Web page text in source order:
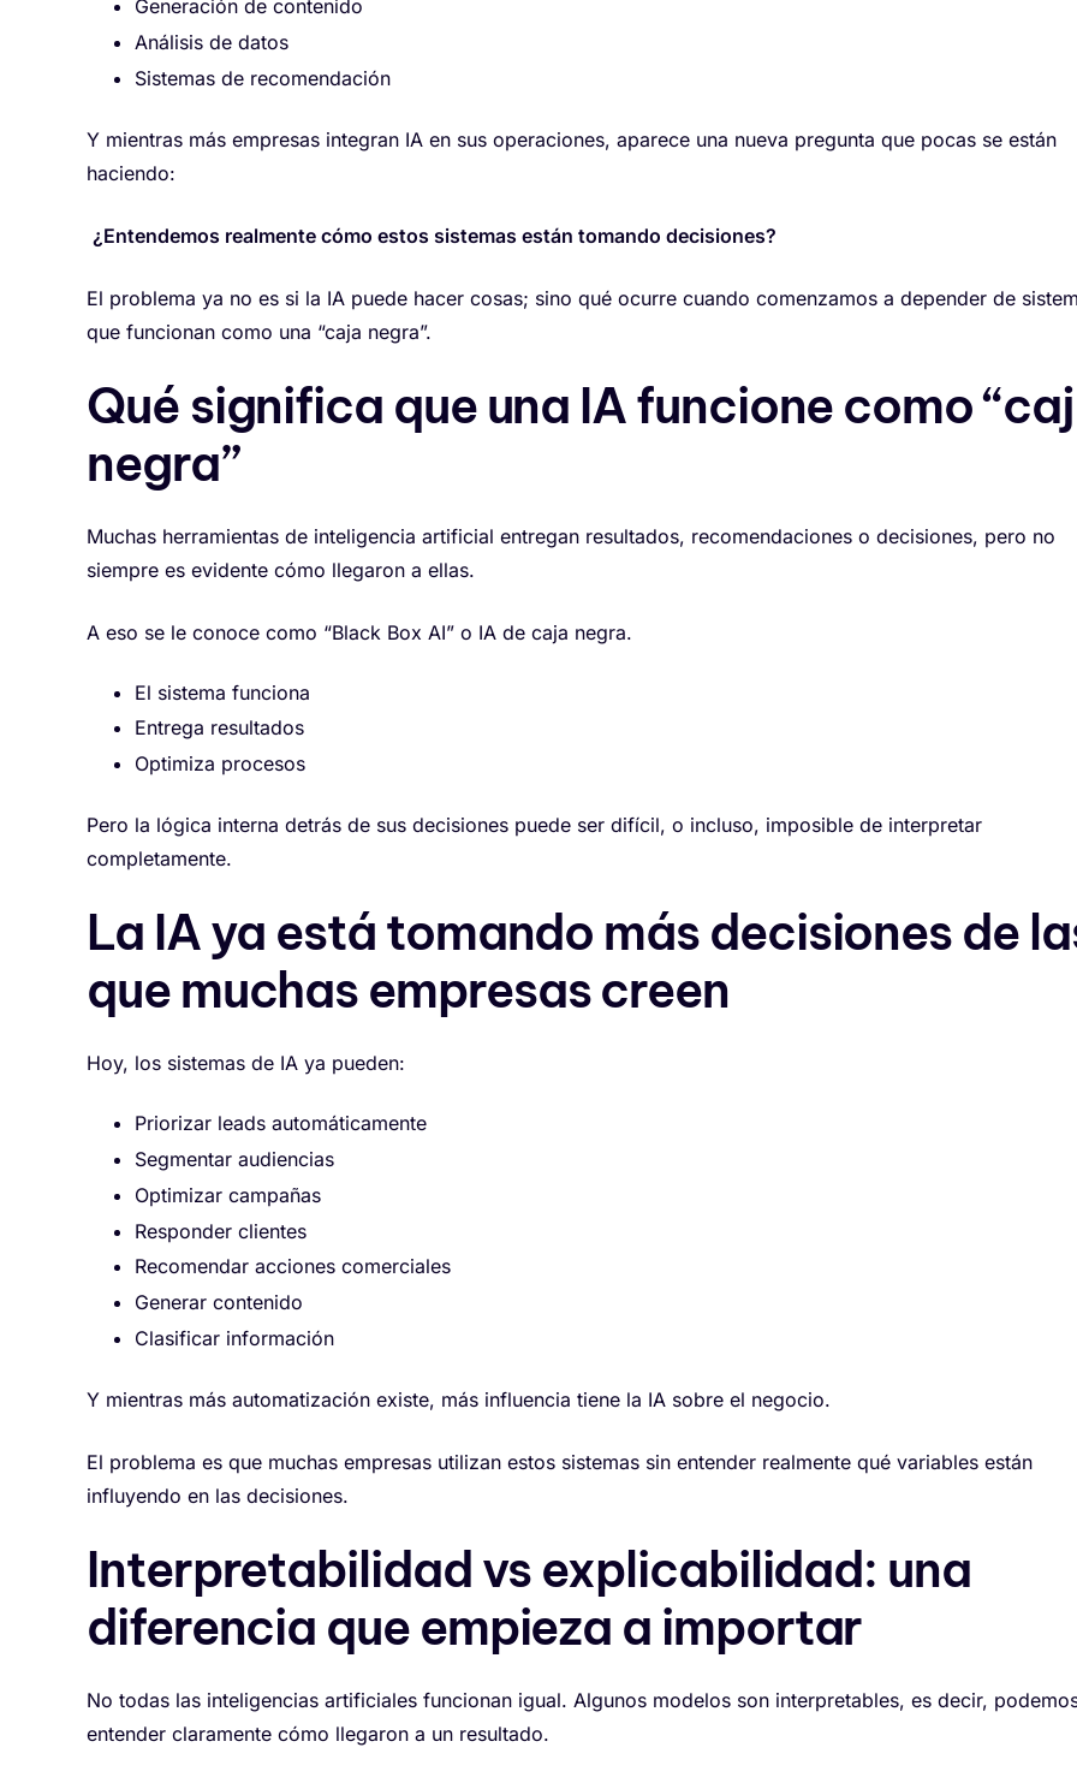
Generación de contenido
Análisis de datos
Sistemas de recomendación
Y mientras más empresas integran IA en sus operaciones, aparece una nueva pregunta que pocas se están
haciendo:
¿Entendemos realmente cómo estos sistemas están tomando decisiones?
El problema ya no es si la IA puede hacer cosas; sino qué ocurre cuando comenzamos a depender de
que funcionan como una “caja negra”.
Qué significa que una IA funcione como
negra”
Muchas herramientas de inteligencia artificial entregan resultados, recomendaciones o decisiones, pero no
siempre es evidente cómo llegaron a ellas.
A eso se le conoce como “Black Box AI” o IA de caja negra.
El sistema funciona
Entrega resultados
Optimiza procesos
Pero la lógica interna detrás de sus decisiones puede ser difícil, o incluso, imposible de interpretar
completamente.
La IA ya está tomando más decisiones de
que muchas empresas creen
Hoy, los sistemas de IA ya pueden:
Priorizar leads automáticamente
Segmentar audiencias
Optimizar campañas
Responder clientes
Recomendar acciones comerciales
Generar contenido
Clasificar información
Y mientras más automatización existe, más influencia tiene la IA sobre el negocio.
El problema es que muchas empresas utilizan estos sistemas sin entender realmente qué variables están
influyendo en las decisiones.
Interpretabilidad vs explicabilidad: una
diferencia que empieza a importar
No todas las inteligencias artificiales funcionan igual. Algunos modelos son interpretables, es decir,
entender claramente cómo llegaron a un resultado.